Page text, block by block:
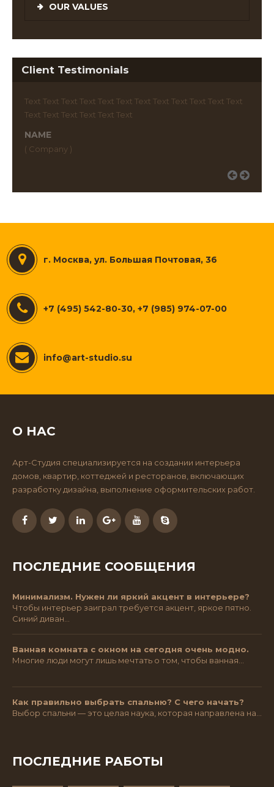
OUR VALUES
Client Testimonials
Text Text Text Text Text Text Text Text Text Text Text Text
Text Text Text Text Text Text
NAME
( Company )
г. Москва, ул. Большая Почтовая, 36
+7 (495) 542-80-30, +7 (985) 974-07-00
info@art-studio.su
О НАС
Арт-Студия специализируется на создании интерьера
домов, квартир, коттеджей и ресторанов, включающих
разработку дизайна, выполнение оформительских работ.
ПОСЛЕДНИЕ СООБЩЕНИЯ
Минимализм. Нужен ли яркий акцент в интерьере?
Чтобы интерьер заиграл требуется акцент, яркое пятно.
Синий диван…
Ванная комната с окном на сегодня очень модно.
Многие люди могут лишь мечтать о том, чтобы ванная…
Как правильно выбрать спальню? С чего начать?
Выбор спальни — это целая наука, которая направлена на…
ПОСЛЕДНИЕ РАБОТЫ